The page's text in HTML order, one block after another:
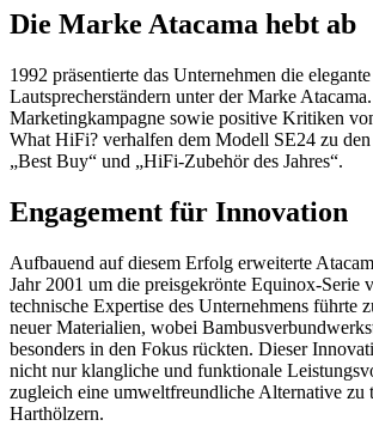
Die Marke Atacama hebt ab
1992 präsentierte das Unternehmen die
Lautsprecherständern unter der Marke
Marketingkampagne sowie positive Kritiken
What HiFi? verhalfen dem Modell SE24 zu
„Best Buy“ und „HiFi-Zubehör des Jahres“.
Engagement für Innovation
Aufbauend auf diesem Erfolg erweiterte
Jahr 2001 um die preisgekrönte Equinox-Serie
technische Expertise des Unternehmens führte
neuer Materialien, wobei
besonders in den Fokus rückten. Dieser
nicht nur klangliche und funktionale
zugleich eine umweltfreundliche Alternative zu
Harthölzern.